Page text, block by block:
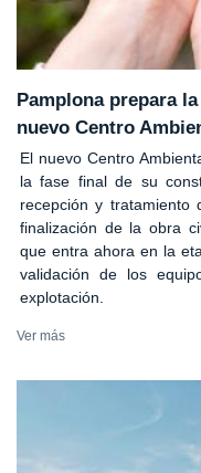
Pamplona prepara
nuevo Centro
El nuevo Centro
la fase final de su
recepción y tratamiento
finalización de la obra
que entra ahora en la
validación de los
explotación.
Ver más